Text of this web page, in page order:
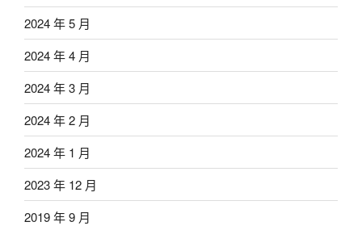
2024 年 5 月
2024 年 4 月
2024 年 3 月
2024 年 2 月
2024 年 1 月
2023 年 12 月
2019 年 9 月